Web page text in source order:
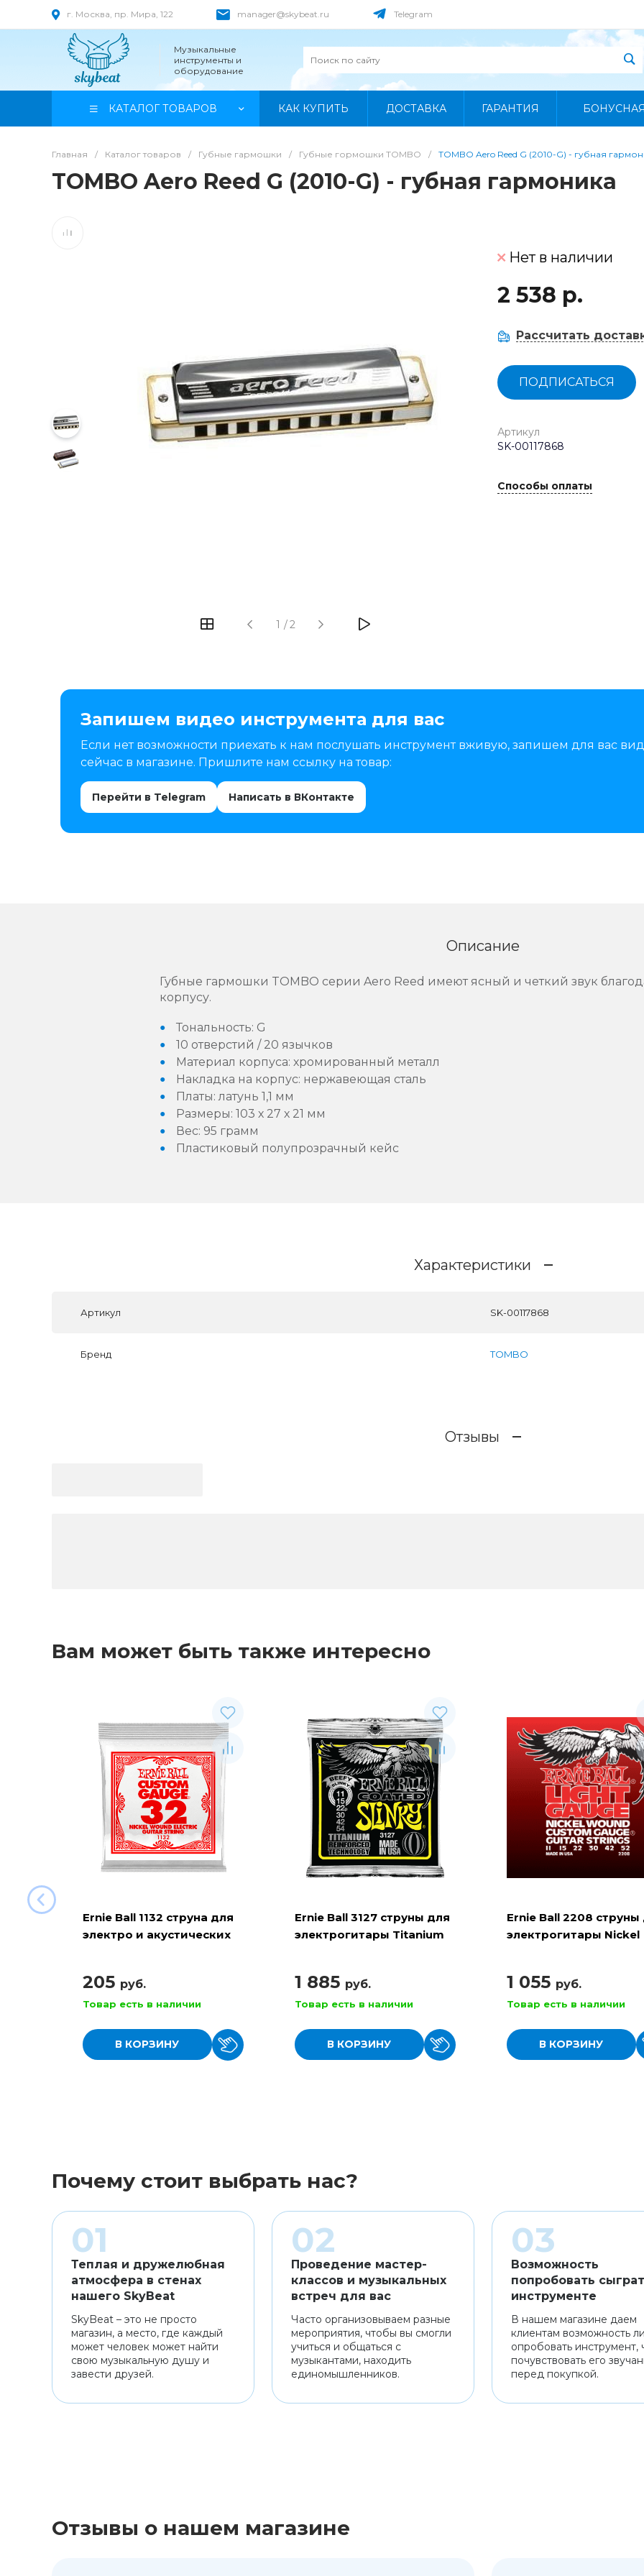
г. Москва, пр. Мира, 122 manager@skybeat.ru Telegram
Музыкальные
инструменты и
оборудование
КАТАЛОГ ТОВАРОВ КАК КУПИТЬ ДОСТАВКА ГАРАНТИЯ
Главная / Каталог товаров / Губные гармошки / Губные гормошки TOMBO / TOMBO Aero Reed G (2010-G) - губная
TOMBO Aero Reed G (2010-G) - губная гармоника
1 /2
Нет в наличии
2 538 р.
Рассчитать
ПОДПИСАТЬСЯ
Артикул
SK-00117868
Способы оплаты
Запишем видео инструмента для вас
Если нет возможности приехать к нам послушать инструмент вживую, запишем для вас
сейчас в магазине. Пришлите нам ссылку на товар:
Перейти в Telegram Написать в ВКонтакте
Описание
Губные гармошки TOMBO серии Aero Reed имеют ясный и четкий звук
корпусу.
Тональность: G
10 отверстий / 20 язычков
Материал корпуса: хромированный металл
Накладка на корпус: нержавеющая сталь
Платы: латунь 1,1 мм
Размеры: 103 х 27 х 21 мм
Вес: 95 грамм
Пластиковый полупрозрачный кейс
Характеристики
Артикул SK-00117868
Бренд TOMBO
Отзывы
Вам может быть также интересно
Ernie Ball 1132 струна для
электро и акустических
205 руб.
Товар есть в наличии
В КОРЗИНУ
Ernie Ball 3127 струны для
электрогитары Titanium
1 885 руб.
Товар есть в наличии
В КОРЗИНУ
Ernie Ball 2208 струны
электрогитары Nickel
1 055 руб.
Товар есть в наличии
В КОРЗИНУ
Почему стоит выбрать нас?
Теплая и дружелюбная
атмосфера в стенах
нашего SkyBeat
SkyBeat – это не просто
магазин, а место, где каждый
может человек может найти
свою музыкальную душу и
завести друзей.
Проведение мастер-
классов и музыкальных
встреч для вас
Часто организовываем разные
мероприятия, чтобы вы смогли
учиться и общаться с
музыкантами, находить
единомышленников.
Возможность
попробовать
инструменте
В нашем магазине даем
клиентам возможность
опробовать инструмент,
почувствовать его
перед покупкой.
Отзывы о нашем магазине